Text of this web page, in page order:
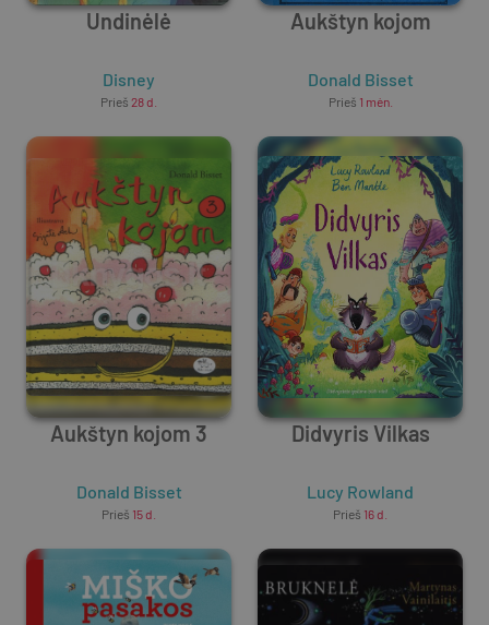
Undinėlė
Disney
Prieš 28 d.
Aukštyn kojom
Donald Bisset
Prieš 1 mėn.
Aukštyn kojom 3
Donald Bisset
Prieš 15 d.
Didvyris Vilkas
Lucy Rowland
Prieš 16 d.